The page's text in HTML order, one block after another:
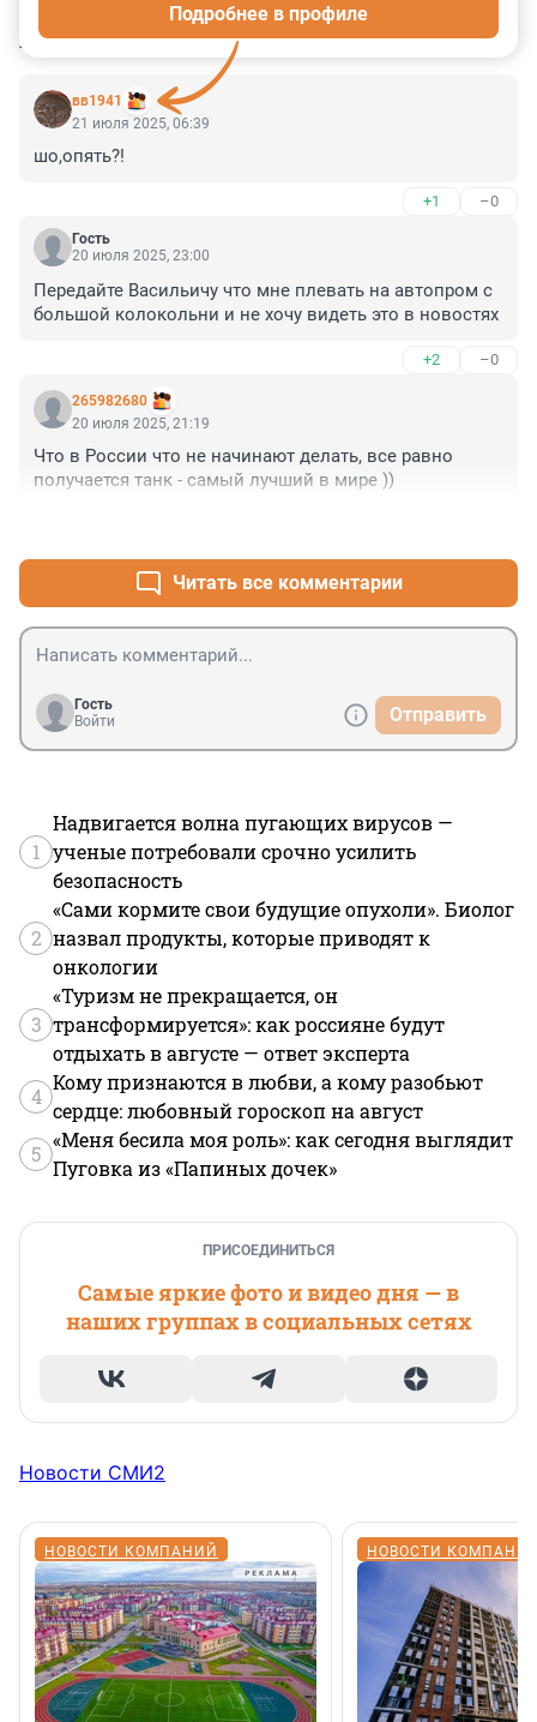
КОММЕНТАРИИ 43
вв1941
Подробнее в профиле
21 июля 2025, 06:39
шо,опять?!
+1 –0
Гость
20 июля 2025, 23:00
Передайте Васильичу что мне плевать на автопром с
большой колокольни и не хочу видеть это в новостях
+2 –0
265982680
20 июля 2025, 21:19
Что в России что не начинают делать, все равно
получается танк - самый лучший в мире ))
Читать все комментарии
Гость
Войти
Отправить
1
Надвигается волна пугающих вирусов —
ученые потребовали срочно усилить
безопасность
2
«Сами кормите свои будущие опухоли». Биолог
назвал продукты, которые приводят к
онкологии
3
«Туризм не прекращается, он
трансформируется»: как россияне будут
отдыхать в августе — ответ эксперта
4
Кому признаются в любви, а кому разобьют
сердце: любовный гороскоп на август
5
«Меня бесила моя роль»: как сегодня выглядит
Пуговка из «Папиных дочек»
ПРИСОЕДИНИТЬСЯ
Самые яркие фото и видео дня — в
наших группах в социальных сетях
Новости СМИ2
НОВОСТИ КОМПАНИЙ НОВОСТИ